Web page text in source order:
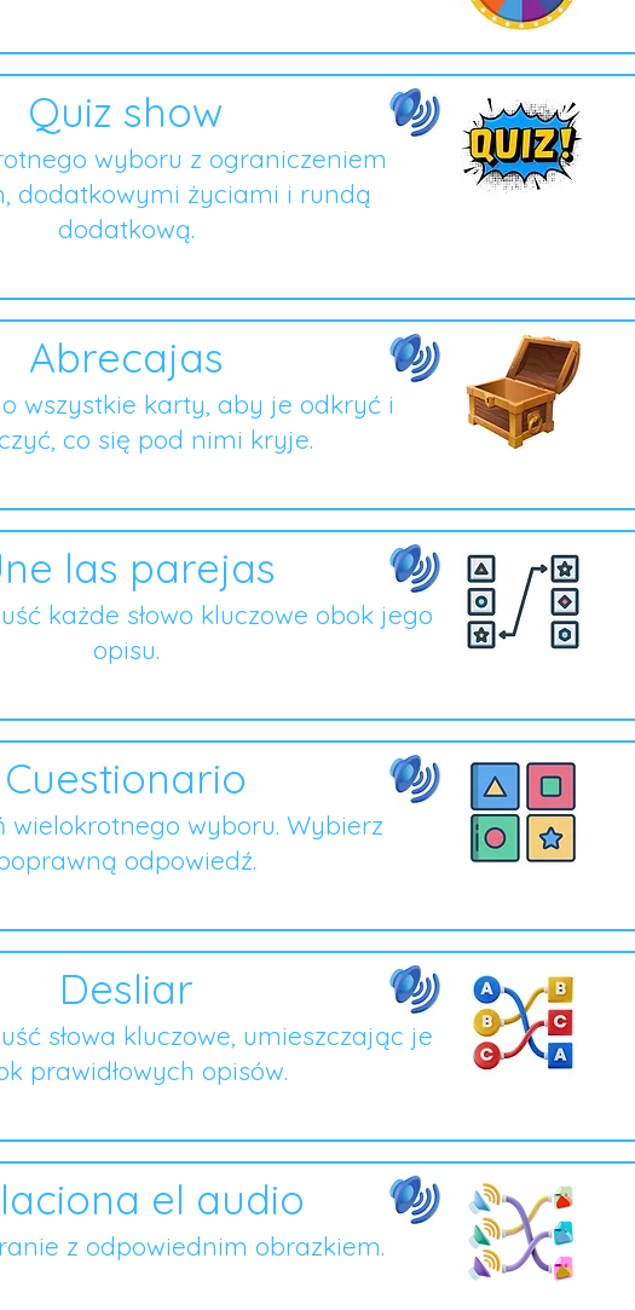
Quiz show
wyboru z ograniczeniem
dodatkowymi życiami i rundą
dodatkową.
Abrecajas
wszystkie karty, aby je odkryć i
co się pod nimi kryje.
las parejas
każde słowo kluczowe obok jego
opisu.
Cuestionario
wielokrotnego wyboru. Wybierz
odpowiedź.
Desliar
słowa kluczowe, umieszczając je
prawidłowych opisów.
el audio
z odpowiednim obrazkiem.